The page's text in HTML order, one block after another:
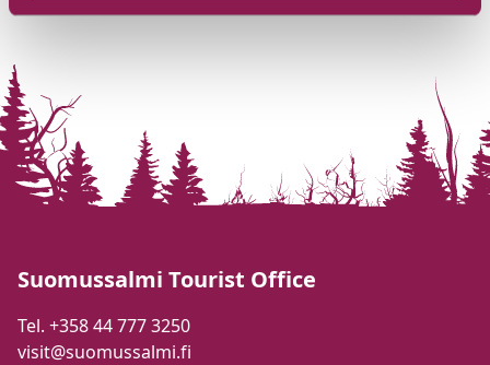
Suomussalmi Tourist Office
Tel. +358 44 777 3250
visit@suomussalmi.fi